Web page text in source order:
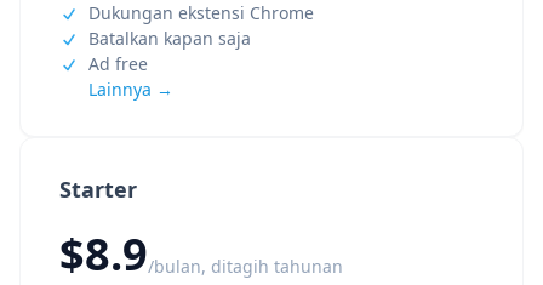
Starter
$8.9/bulan, ditagih tahunan
Dukungan ekstensi Chrome
Batalkan kapan saja
Ad free
Lainnya →